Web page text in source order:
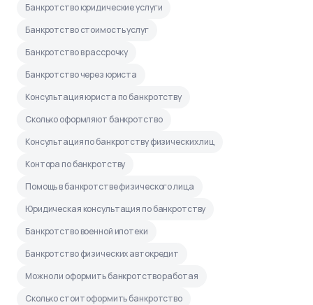
Банкротство юридические услуги
Банкротство стоимость услуг
Банкротство в рассрочку
Банкротство через юриста
Консультация юриста по банкротству
Сколько оформляют банкротство
Консультация по банкротству физических лиц
Контора по банкротству
Помощь в банкротстве физического лица
Юридическая консультация по банкротству
Банкротство военной ипотеки
Банкротство физических автокредит
Можно ли оформить банкротство работая
Сколько стоит оформить банкротство